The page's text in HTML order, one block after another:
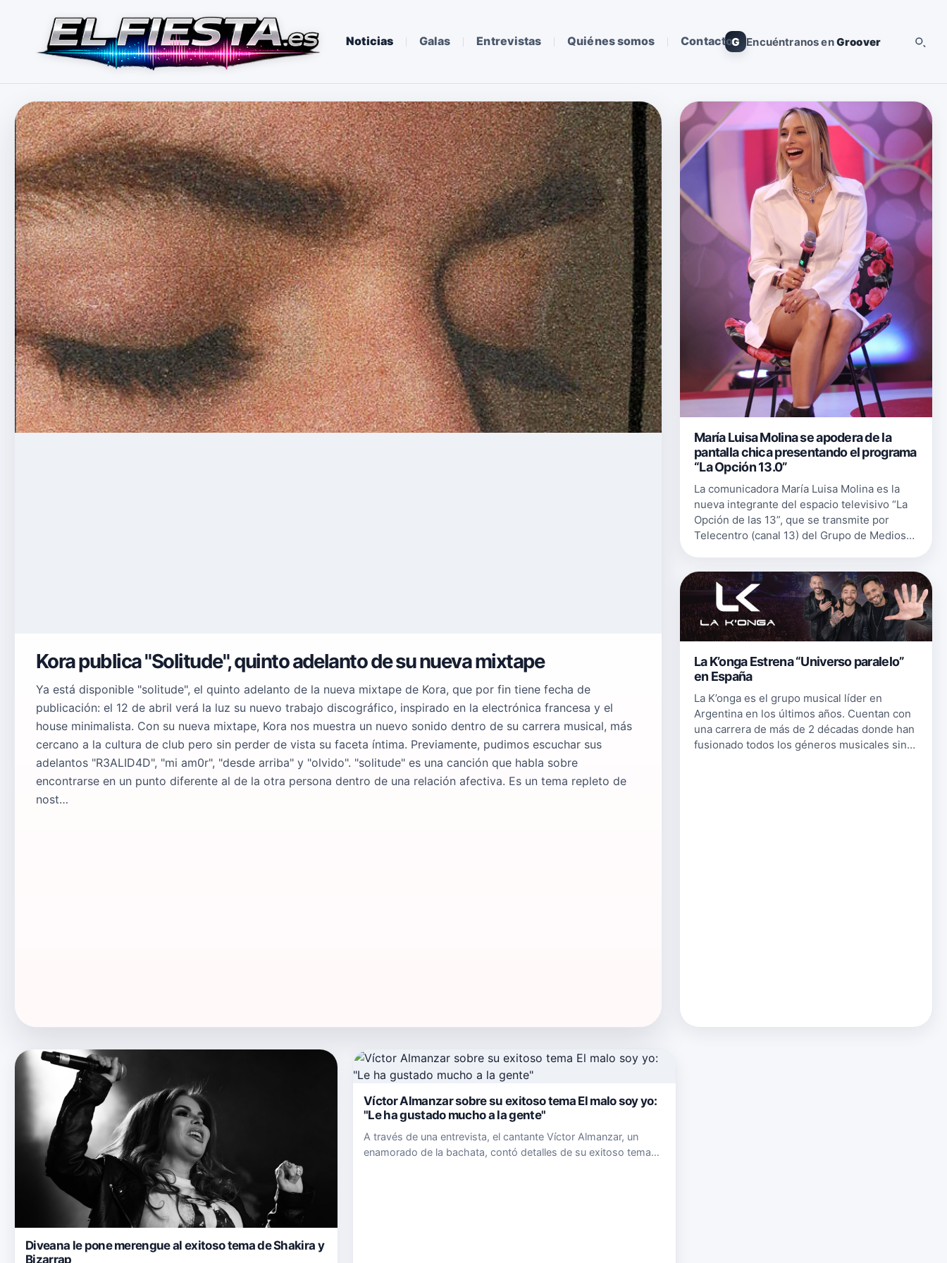
Noticias Galas Entrevistas Quiénes somos ContactoG Encuéntranos enGroover
Kora publica "Solitude", quinto adelanto de su nueva mixtape
Ya está disponible "solitude", el quinto adelanto de la nueva mixtape de Kora, que por fin tiene fecha de
publicación: el 12 de abril verá la luz su nuevo trabajo discográfico, inspirado en la electrónica francesa y el
house minimalista. Con su nueva mixtape, Kora nos muestra un nuevo sonido dentro de su carrera musical, más
cercano a la cultura de club pero sin perder de vista su faceta íntima. Previamente, pudimos escuchar sus
adelantos "R3ALID4D", "mi am0r", "desde arriba" y "olvido". "solitude" es una canción que habla sobre
encontrarse en un punto diferente al de la otra persona dentro de una relación afectiva. Es un tema repleto de
nost…
María Luisa Molina se apodera de la
pantalla chica presentando el programa
“La Opción 13.0”
La comunicadora María Luisa Molina es la
nueva integrante del espacio televisivo “La
Opción de las 13”, que se transmite por
Telecentro (canal 13) del Grupo de Medios
La K’onga Estrena “Universo paralelo”
en España
La K’onga es el grupo musical líder en
Argentina en los últimos años. Cuentan con
una carrera de más de 2 décadas donde han
fusionado todos los géneros musicales sin
Diveana le pone merengue al exitoso tema de Shakira y
Bizarrap
Víctor Almanzar sobre su exitoso tema El malo soy yo:
"Le ha gustado mucho a la gente"
A través de una entrevista, el cantante Víctor Almanzar, un
enamorado de la bachata, contó detalles de su exitoso tema